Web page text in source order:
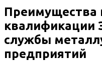
Преимущества
квалификации
службы
предприятий